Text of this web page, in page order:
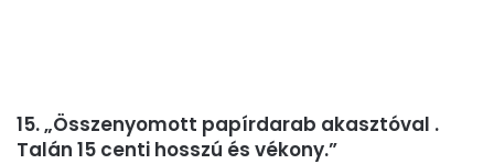
15. „Összenyomott papírdarab akasztóval .
Talán 15 centi hosszú és vékony.”